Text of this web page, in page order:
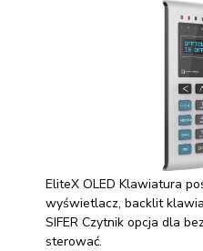
EliteX OLED Klawiatura
wyświetlacz, backlit
SIFER Czytnik opcja dla
sterować.